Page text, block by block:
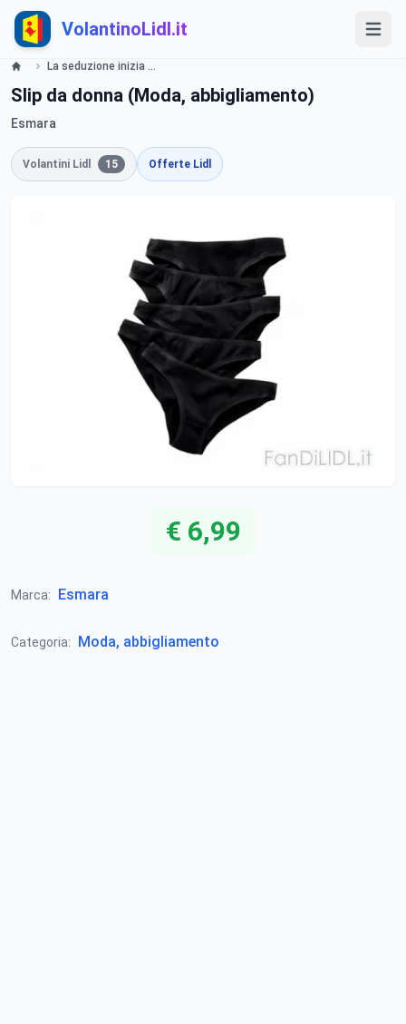
VolantinoLidl.it
La seduzione inizia con Esmara Lingerie - LIDL Catalogue - Offerte valide dal 5 febbraio 2018 Lidl
Slip da donna (Moda, abbigliamento)
Esmara
Volantini Lidl 15 Offerte Lidl
€ 6,99
Marca: Esmara
Categoria: Moda, abbigliamento